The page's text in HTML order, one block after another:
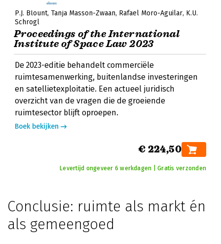
P.J. Blount Tanja Masson-Zwaan Rafael Moro-Aguilar K.U.
Schrogl
Proceedings of the International
Institute of Space Law 2023
De 2023-editie behandelt commerciële
ruimtesamenwerking, buitenlandse investeringen
en satellietexploitatie. Een actueel juridisch
overzicht van de vragen die de groeiende
ruimtesector blijft oproepen.
Boek bekijken
€ 224,50
Levertijd ongeveer 6 werkdagen | Gratis verzonden
Conclusie: ruimte als markt én
als gemeengoed